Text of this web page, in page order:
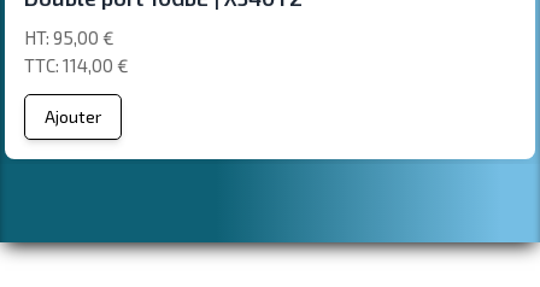
114,00 €
95,00 €
Ajouter